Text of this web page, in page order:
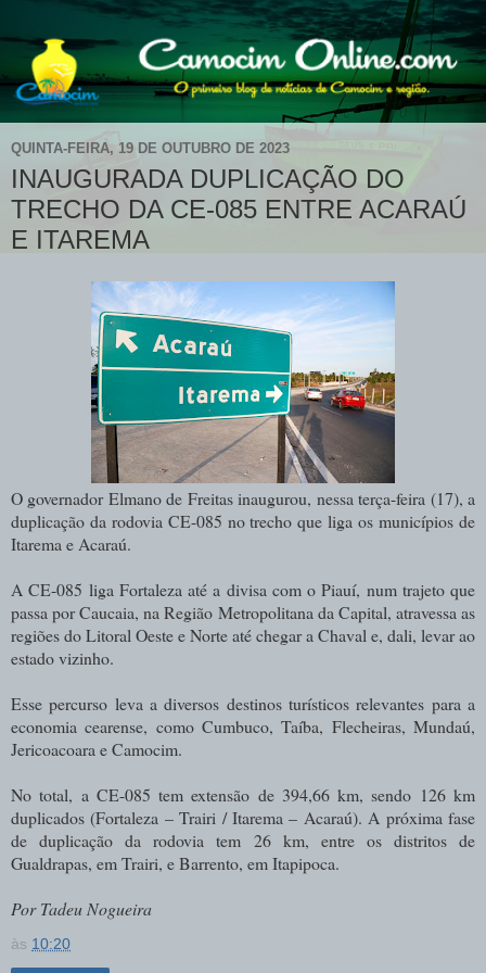
QUINTA-FEIRA, 19 DE OUTUBRO DE 2023
INAUGURADA DUPLICAÇÃO DO
TRECHO DA CE-085 ENTRE ACARAÚ
E ITAREMA
O governador Elmano de Freitas inaugurou, nessa terça-feira (17), a
duplicação da rodovia CE-085 no trecho que liga os municípios de
Itarema e Acaraú.
A CE-085 liga Fortaleza até a divisa com o Piauí, num trajeto que
passa por Caucaia, na Região Metropolitana da Capital, atravessa as
regiões do Litoral Oeste e Norte até chegar a Chaval e, dali, levar ao
estado vizinho.
Esse percurso leva a diversos destinos turísticos relevantes para a
economia cearense, como Cumbuco, Taíba, Flecheiras, Mundaú,
Jericoacoara e Camocim.
No total, a CE-085 tem extensão de 394,66 km, sendo 126 km
duplicados (Fortaleza – Trairi / Itarema – Acaraú). A próxima fase
de duplicação da rodovia tem 26 km, entre os distritos de
Gualdrapas, em Trairi, e Barrento, em Itapipoca.
Por Tadeu Nogueira
às 10:20